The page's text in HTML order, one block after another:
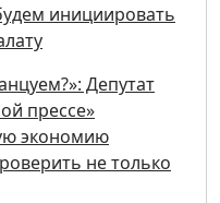
инициировать
Депутат
прессе»
экономию
не только